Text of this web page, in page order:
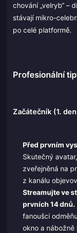
chování „velryb“ –
stávají mikro-
po celé platformě.
Profesionální
Začátečník (1.
Před prvním
Skutečný
zveřejněná na
z kanálu
Streamujte ve
prvních 14 dnů.
fanoušci
okno a nábožně